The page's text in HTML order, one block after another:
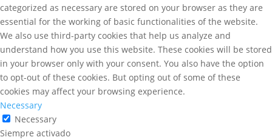
categorized as necessary are stored on your browser as they are
essential for the working of basic functionalities of the website.
We also use third-party cookies that help us analyze and
understand how you use this website. These cookies will be stored
in your browser only with your consent. You also have the option
to opt-out of these cookies. But opting out of some of these
cookies may affect your browsing experience.
Necessary
Necessary
Siempre activado